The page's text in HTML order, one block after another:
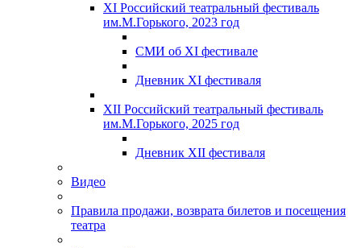
XI Российский театральный фестиваль
им.М.Горького, 2023 год
СМИ об XI фестивале
Дневник XI фестиваля
XII Российский театральный фестиваль
им.М.Горького, 2025 год
Дневник XII фестиваля
Видео
Правила продажи, возврата билетов и посещения
театра